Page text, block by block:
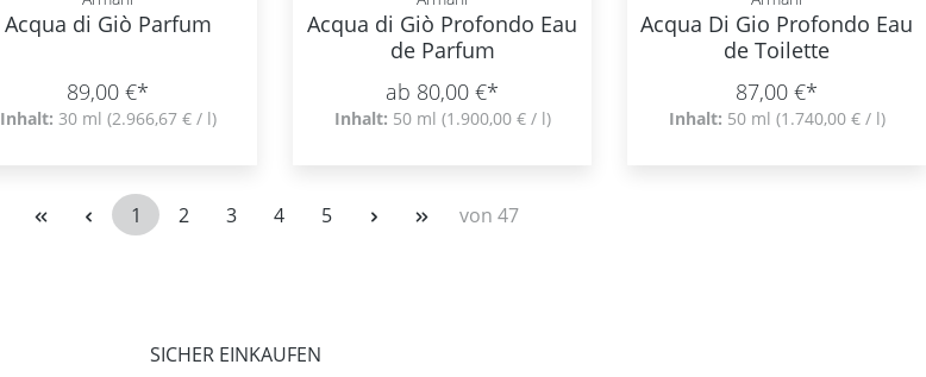
Acqua di Giò Parfum
89,00 €*
Inhalt: 30 ml (2.966,67 € / l)
Acqua di Giò Profondo Eau
de Parfum
ab 80,00 €*
Inhalt: 50 ml (1.900,00 € / l)
Acqua Di Gio Profondo Eau
de Toilette
87,00 €*
Inhalt: 50 ml (1.740,00 € / l)
Seite
1 Seite
2 Seite
3 Seite
4 Seite
5 von 47
SICHER EINKAUFEN